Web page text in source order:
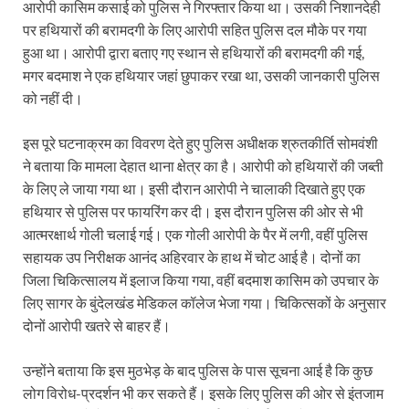
आरोपी कासिम कसाई को पुलिस ने गिरफ्तार किया था। उसकी निशानदेही
पर हथियारों की बरामदगी के लिए आरोपी सहित पुलिस दल मौके पर गया
हुआ था। आरोपी द्वारा बताए गए स्थान से हथियारों की बरामदगी की गई,
मगर बदमाश ने एक हथियार जहां छुपाकर रखा था, उसकी जानकारी पुलिस
को नहीं दी।
इस पूरे घटनाक्रम का विवरण देते हुए पुलिस अधीक्षक श्रुतकीर्ति सोमवंशी
ने बताया कि मामला देहात थाना क्षेत्र का है। आरोपी को हथियारों की जब्ती
के लिए ले जाया गया था। इसी दौरान आरोपी ने चालाकी दिखाते हुए एक
हथियार से पुलिस पर फायरिंग कर दी। इस दौरान पुलिस की ओर से भी
आत्मरक्षार्थ गोली चलाई गई। एक गोली आरोपी के पैर में लगी, वहीं पुलिस
सहायक उप निरीक्षक आनंद अहिरवार के हाथ में चोट आई है। दोनों का
जिला चिकित्सालय में इलाज किया गया, वहीं बदमाश कासिम को उपचार के
लिए सागर के बुंदेलखंड मेडिकल कॉलेज भेजा गया। चिकित्सकों के अनुसार
दोनों आरोपी खतरे से बाहर हैं।
उन्होंने बताया कि इस मुठभेड़ के बाद पुलिस के पास सूचना आई है कि कुछ
लोग विरोध-प्रदर्शन भी कर सकते हैं। इसके लिए पुलिस की ओर से इंतजाम